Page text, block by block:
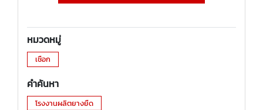
หมวดหมู่
เชือก
คำค้นหา
โรงงานผลิตยางยืด